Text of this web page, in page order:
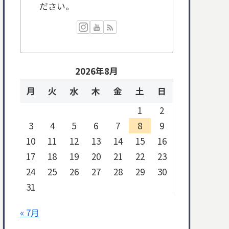
ださい。
2026年8月
月
火 水 木 金 土
日
1
2
3
4 5 6 7 8
9
10
11 12 13 14 15
16
17
18 19 20 21 22
23
24
25 26 27 28 29
30
31
« 7月